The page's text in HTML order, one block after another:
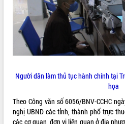
QUY HOẠCH - KẾ HOẠCH
Người dân làm thủ tục hành chính tại
họa
Theo Công văn số 6056/BNV-CCHC
nghị UBND các tỉnh, thành phố trực
các cơ quan, đơn vị liên quan ở địa